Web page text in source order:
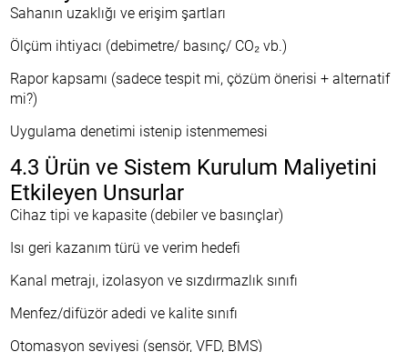
Sahanın uzaklığı ve erişim şartları
Ölçüm ihtiyacı (debimetre/ basınç/ CO₂ vb.)
Rapor kapsamı (sadece tespit mi, çözüm önerisi + alternatif
mi?)
Uygulama denetimi istenip istenmemesi
4.3 Ürün ve Sistem Kurulum Maliyetini
Etkileyen Unsurlar
Cihaz tipi ve kapasite (debiler ve basınçlar)
Isı geri kazanım türü ve verim hedefi
Kanal metrajı, izolasyon ve sızdırmazlık sınıfı
Menfez/difüzör adedi ve kalite sınıfı
Otomasyon seviyesi (sensör, VFD, BMS)